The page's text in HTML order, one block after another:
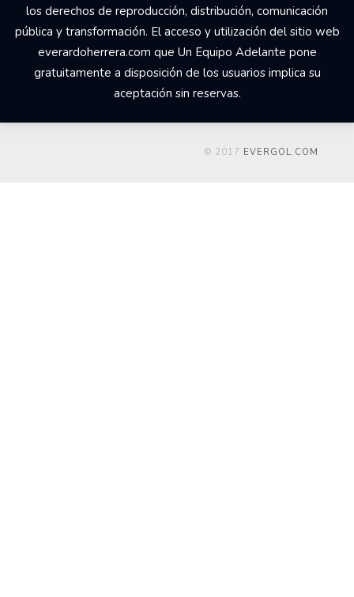
los derechos de reproducción, distribución, comunicación
pública y transformación. El acceso y utilización del sitio web
everardoherrera.com que Un Equipo Adelante pone
gratuitamente a disposición de los usuarios implica su
aceptación sin reservas.
© 2017 EVERGOL.COM